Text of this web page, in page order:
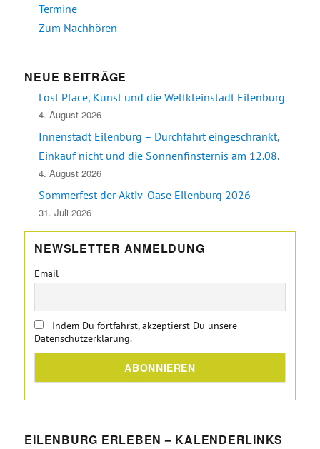
Termine
Zum Nachhören
NEUE BEITRÄGE
Lost Place, Kunst und die Weltkleinstadt Eilenburg
4. August 2026
Innenstadt Eilenburg – Durchfahrt eingeschränkt,
Einkauf nicht und die Sonnenfinsternis am 12.08.
4. August 2026
Sommerfest der Aktiv-Oase Eilenburg 2026
31. Juli 2026
NEWSLETTER ANMELDUNG
Email
Indem Du fortfährst, akzeptierst Du unsere
Datenschutzerklärung.
EILENBURG ERLEBEN – KALENDERLINKS